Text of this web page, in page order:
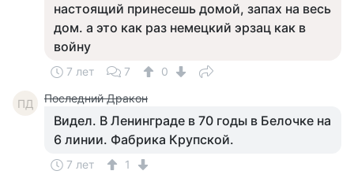
настоящий принесешь домой, запах на весь
дом. а это как раз немецкий эрзац как в
войну
7 лет 7 0
ПД Последний Дракон
Видел. В Ленинграде в 70 годы в Белочке на
6 линии. Фабрика Крупской.
7 лет 1